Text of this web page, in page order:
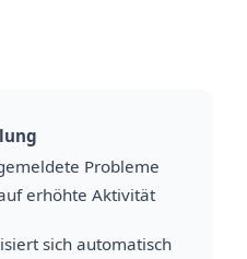
Probleme
erhöhte Aktivität
sich automatisch